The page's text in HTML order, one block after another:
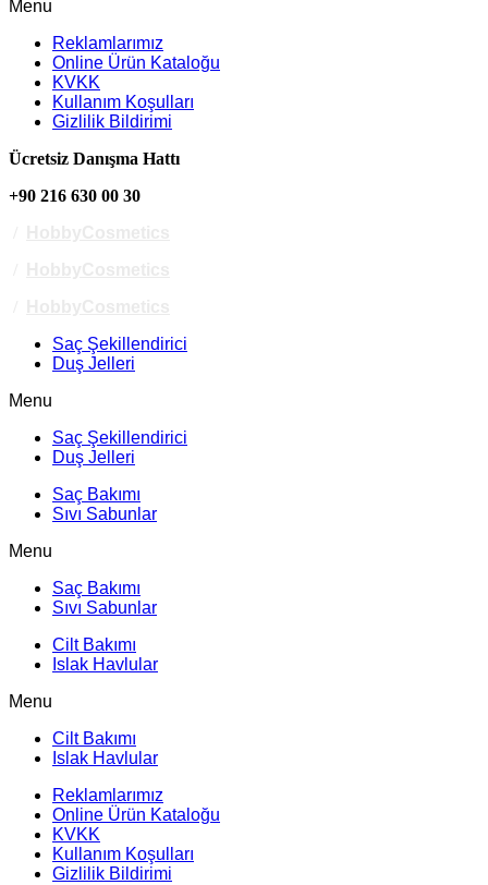
Menu
Reklamlarımız
Online Ürün Kataloğu
KVKK
Kullanım Koşulları
Gizlilik Bildirimi
Ücretsiz Danışma Hattı
+90 216 630 00 30
Saç Şekillendirici
Duş Jelleri
Menu
Saç Şekillendirici
Duş Jelleri
Saç Bakımı
Sıvı Sabunlar
Menu
Saç Bakımı
Sıvı Sabunlar
Cilt Bakımı
Islak Havlular
Menu
Cilt Bakımı
Islak Havlular
Reklamlarımız
Online Ürün Kataloğu
KVKK
Kullanım Koşulları
Gizlilik Bildirimi